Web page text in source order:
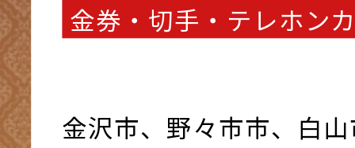
金券・切手・テレホン
金沢市、野々市市、白